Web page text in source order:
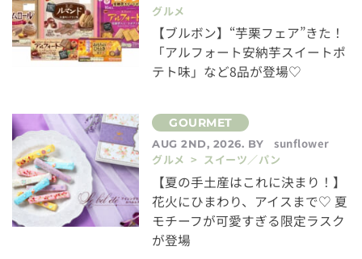
グルメ
【ブルボン】“芋栗フェア”きた！
「アルフォート安納芋スイートポ
テト味」など8品が登場♡
AUG 2ND, 2026. BY
sunflower
グルメ > スイーツ／パン
【夏の手土産はこれに決まり！】
花火にひまわり、アイスまで♡ 夏
モチーフが可愛すぎる限定ラスク
が登場